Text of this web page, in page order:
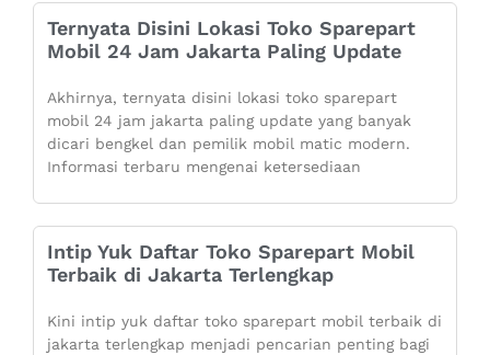
Ternyata Disini Lokasi Toko Sparepart
Mobil 24 Jam Jakarta Paling Update
Akhirnya, ternyata disini lokasi toko sparepart
mobil 24 jam jakarta paling update yang banyak
dicari bengkel dan pemilik mobil matic modern.
Informasi terbaru mengenai ketersediaan
Intip Yuk Daftar Toko Sparepart Mobil
Terbaik di Jakarta Terlengkap
Kini intip yuk daftar toko sparepart mobil terbaik di
jakarta terlengkap menjadi pencarian penting bagi